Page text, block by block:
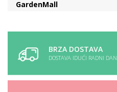
GardenMall
BRZA DOSTAVA
DOSTAVA IDUĆI RADNI DAN